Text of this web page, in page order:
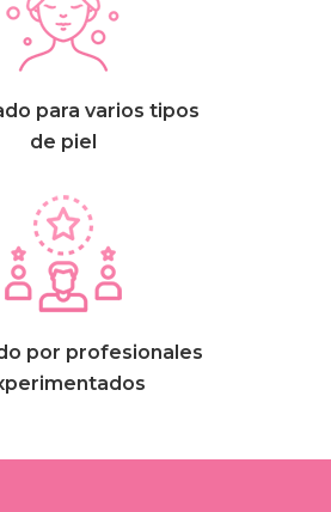
para varios tipos
de piel
por profesionales